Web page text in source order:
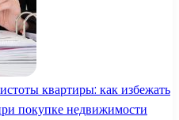
квартиры: как избежать
покупке недвижимости